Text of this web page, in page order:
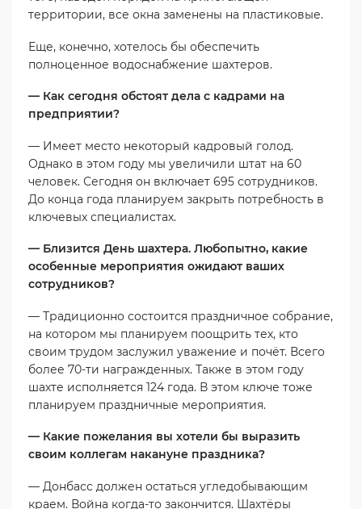
территории, все окна заменены на пластиковые.
Еще, конечно, хотелось бы обеспечить
полноценное водоснабжение шахтеров.
— Как сегодня обстоят дела с кадрами на
предприятии?
— Имеет место некоторый кадровый голод.
Однако в этом году мы увеличили штат на 60
человек. Сегодня он включает 695 сотрудников.
До конца года планируем закрыть потребность в
ключевых специалистах.
— Близится День шахтера. Любопытно, какие
особенные мероприятия ожидают ваших
сотрудников?
— Традиционно состоится праздничное собрание,
на котором мы планируем поощрить тех, кто
своим трудом заслужил уважение и почёт. Всего
более 70-ти награжденных. Также в этом году
шахте исполняется 124 года. В этом ключе тоже
планируем праздничные мероприятия.
— Какие пожелания вы хотели бы выразить
своим коллегам накануне праздника?
— Донбасс должен остаться угледобывающим
краем. Война когда-то закончится. Шахтёры